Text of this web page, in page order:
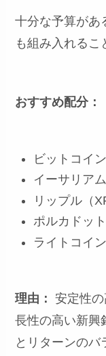
十分な予算があ
も組み入れるこ
おすすめ配分：
ビットコイ
イーサリア
リップル（
ポルカドッ
ライトコイ
理由： 安定性
長性の高い新興
とリターンのバ